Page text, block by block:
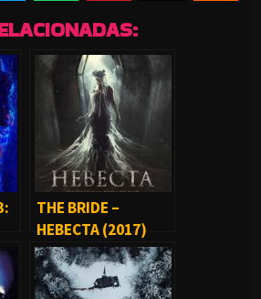
THE BRIDE –
НЕВЕСТА (2017)